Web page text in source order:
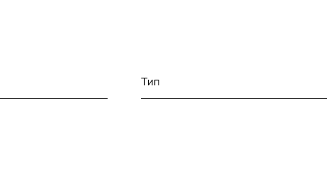
Тип